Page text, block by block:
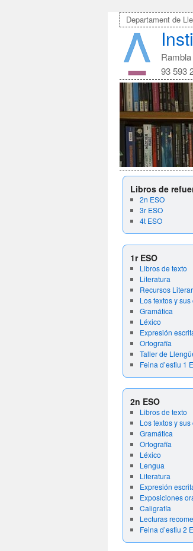
Departament de
93 593
Libros de
2n ESO
3r ESO
4t ESO
1r ESO
Libros de texto
Literatura
Recursos
Los textos y sus
Gramática
Léxico
Expresión
Ortografía
Taller de
Feina d’estiu 1
2n ESO
Libros de texto
Los textos y sus
Gramática
Ortografía
Léxico
Lengua
Literatura
Expresión
Exposiciones
Caligrafía
Lecturas
Feina d’estiu 2